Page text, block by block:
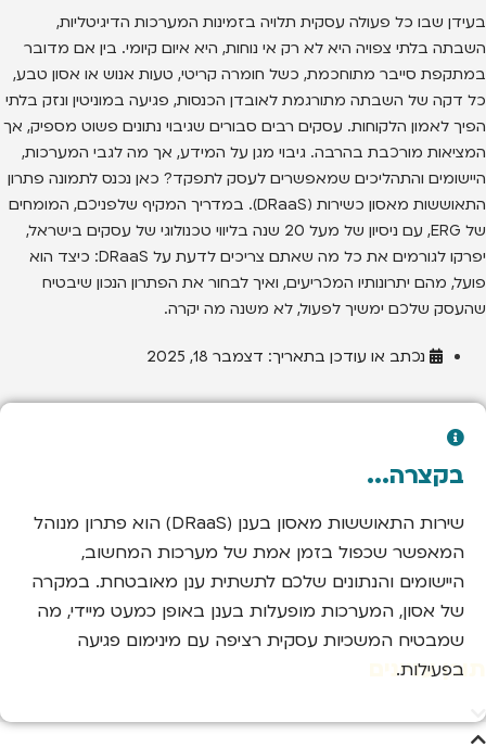
בעידן שבו כל פעולה עסקית תלויה בזמינות המערכות הדיגיטליות,
השבתה בלתי צפויה היא לא רק אי נוחות, היא איום קיומי. בין אם מדובר
במתקפת סייבר מתוחכמת, כשל חומרה קריטי, טעות אנוש או אסון טבע,
כל דקה של השבתה מתורגמת לאובדן הכנסות, פגיעה במוניטין ונזק בלתי
הפיך לאמון הלקוחות. עסקים רבים סבורים שגיבוי נתונים פשוט מספיק, אך
המציאות מורכבת בהרבה. גיבוי מגן על המידע, אך מה לגבי המערכות,
היישומים והתהליכים שמאפשרים לעסק לתפקד? כאן נכנס לתמונה פתרון
התאוששות מאסון כשירות (DRaaS). במדריך המקיף שלפניכם, המומחים
של ERG, עם ניסיון של מעל 20 שנה בליווי טכנולוגי של עסקים בישראל,
יפרקו לגורמים את כל מה שאתם צריכים לדעת על DRaaS: כיצד הוא
פועל, מהם יתרונותיו המכריעים, ואיך לבחור את הפתרון הנכון שיבטיח
שהעסק שלכם ימשיך לפעול, לא משנה מה יקרה.
נכתב או עודכן בתאריך: דצמבר 18, 2025
בקצרה...
שירות התאוששות מאסון בענן (DRaaS) הוא פתרון מנוהל
המאפשר שכפול בזמן אמת של מערכות המחשוב,
היישומים והנתונים שלכם לתשתית ענן מאובטחת. במקרה
של אסון, המערכות מופעלות בענן באופן כמעט מיידי, מה
שמבטיח המשכיות עסקית רציפה עם מינימום פגיעה
בפעילות.
תוכן עניינים